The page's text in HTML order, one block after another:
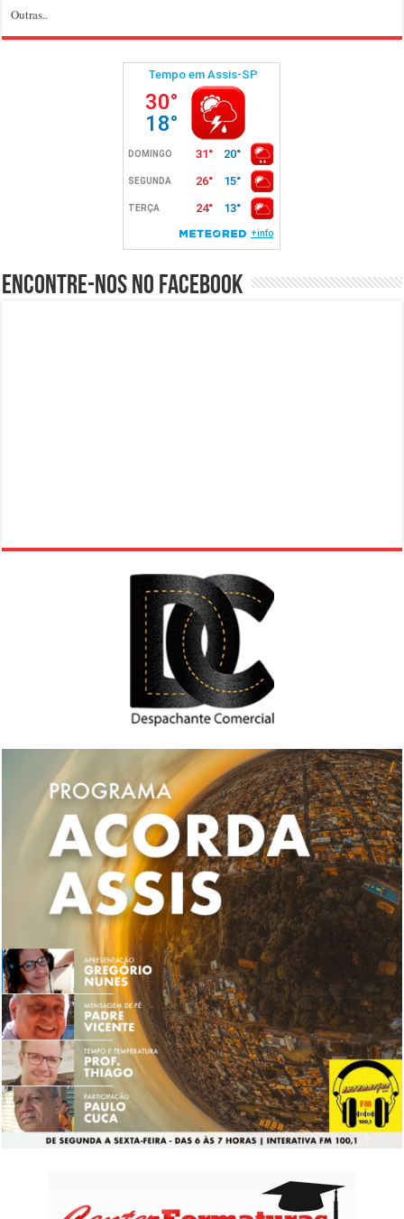
Outras..
Encontre-nos no Facebook